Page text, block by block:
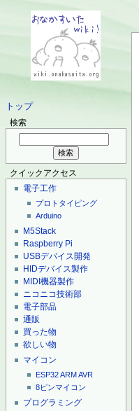
トップ
検索
クイックアクセス
電子工作
プロトタイピング
Arduino
M5Stack
Raspberry Pi
USBデバイス開発
HIDデバイス製作
MIDI機器製作
ニコニコ技術部
電子部品
通販
買った物
欲しい物
マイコン
ESP32ARMAVR
8ピンマイコン
プログラミング